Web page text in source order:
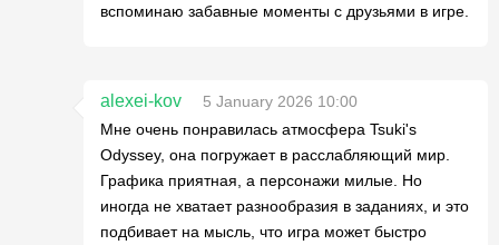
вспоминаю забавные моменты с друзьями в игре.
alexei-kov
5 January 2026 10:00
Мне очень понравилась атмосфера Tsuki's
Odyssey, она погружает в расслабляющий мир.
Графика приятная, а персонажи милые. Но
иногда не хватает разнообразия в заданиях, и это
подбивает на мысль, что игра может быстро